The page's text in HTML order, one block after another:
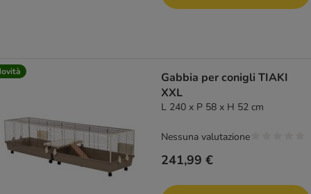
Gabbia per conigli TIAKI
XXL
L 240 x P 58 x H 52 cm
241,99 €
Nessuna valutazione